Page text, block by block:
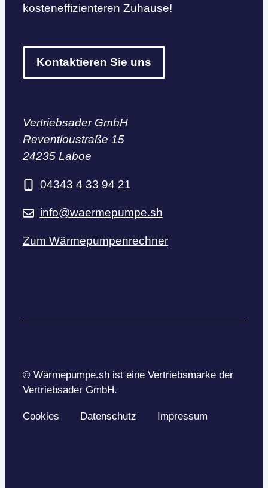
kosteneffizienteren Zuhause!
Kontaktieren Sie uns
Vertriebsader GmbH
Reventloustraße 15
24235 Laboe
04343 4 33 94 21
info@waermepumpe.sh
Zum Wärmepumpenrechner
© Wärmepumpe.sh ist eine Vertriebsmarke der
Vertriebsader GmbH.
Cookies Datenschutz Impressum